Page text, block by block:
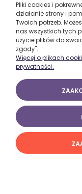
Czarna koszulka
Pliki cookies i
działanie strony i
Twoich potrzeb.
nas wszystkich tych
użycie plików do
zgody".
Więcej o plikach
prywatności.